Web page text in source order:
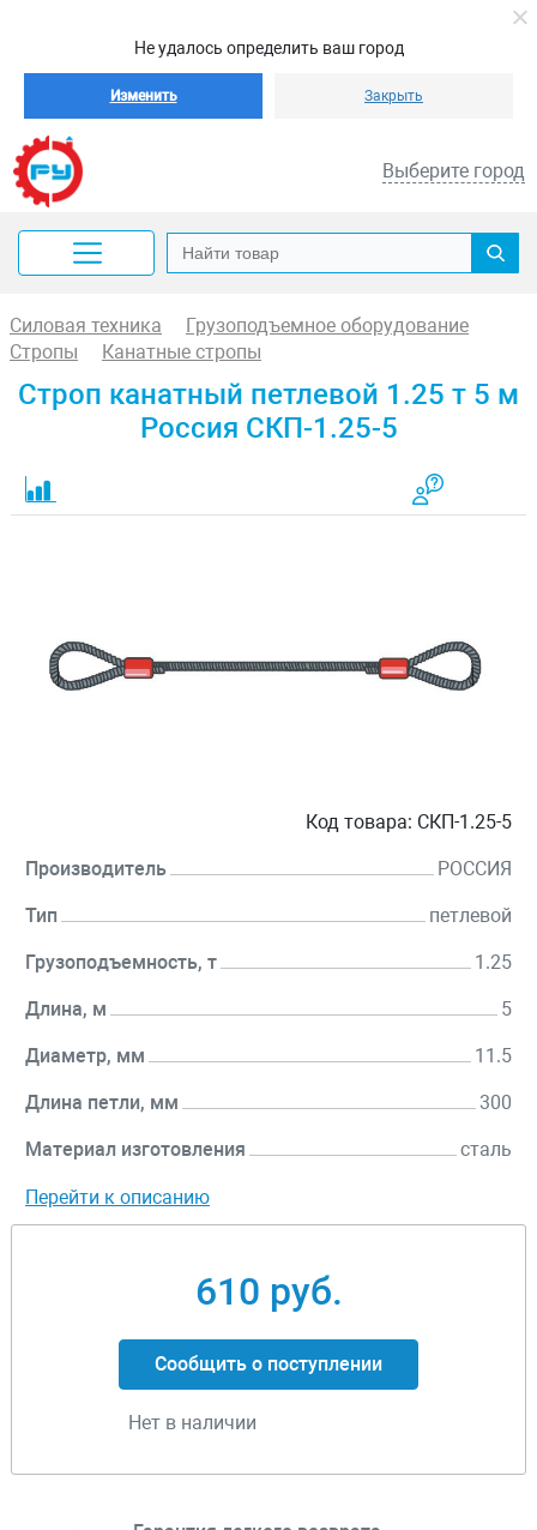
Не удалось определить ваш город
Изменить Закрыть
Выберите город
Силовая техника
Грузоподъемное оборудование
Стропы
Канатные стропы
Строп канатный петлевой 1.25 т 5 м
Россия СКП-1.25-5
Код товара: СКП-1.25-5
Производитель РОССИЯ
Тип петлевой
Грузоподъемность, т 1.25
Длина, м 5
Диаметр, мм 11.5
Длина петли, мм 300
Материал изготовления сталь
Перейти к описанию
610 руб.
Сообщить о поступлении
Нет в наличии